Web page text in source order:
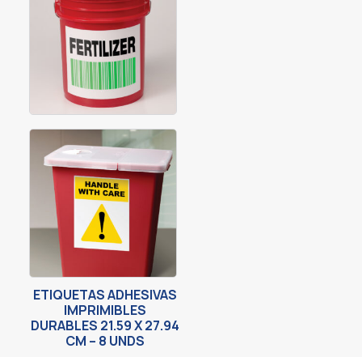
ETIQUETAS ADHESIVAS
IMPRIMIBLES
DURABLES 21.59 X 27.94
CM – 8 UNDS